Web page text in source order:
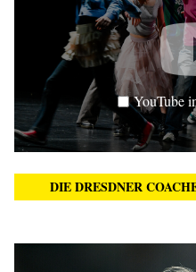
YouTube
DIE DRESDNER